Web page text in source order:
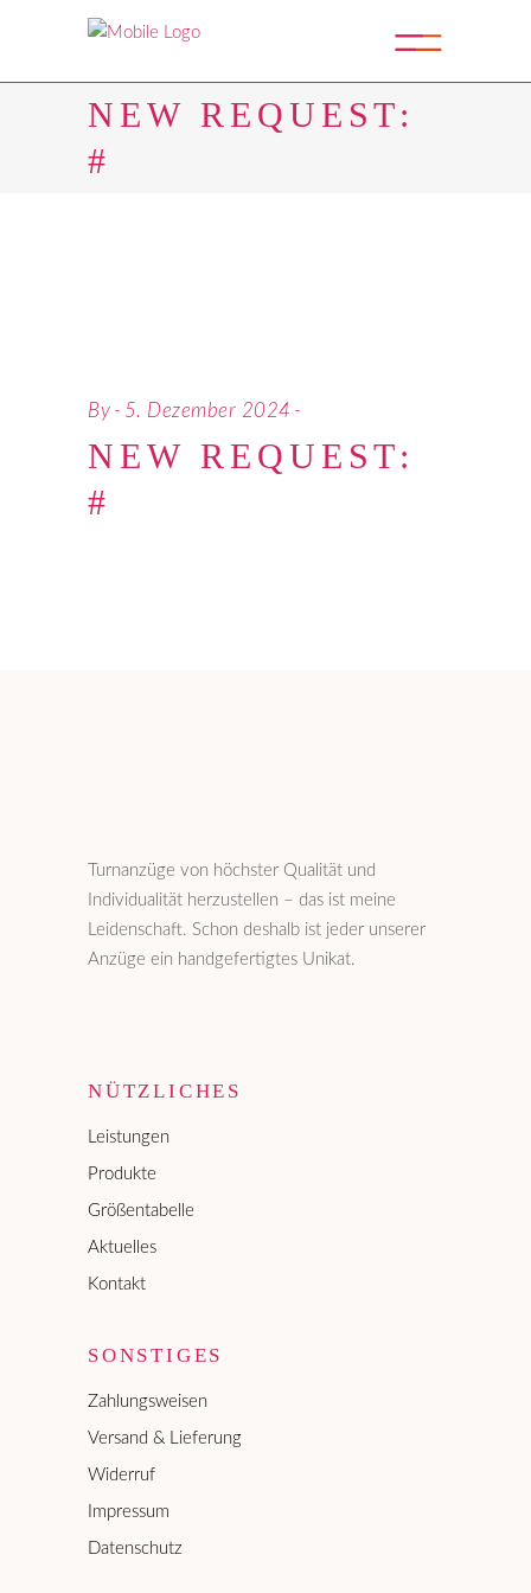
NEW REQUEST:
#
By 5. Dezember 2024
NEW REQUEST:
#
Turnanzüge von höchster Qualität und
Individualität herzustellen – das ist meine
Leidenschaft. Schon deshalb ist jeder unserer
Anzüge ein handgefertigtes Unikat.
NÜTZLICHES
Leistungen
Produkte
Größentabelle
Aktuelles
Kontakt
SONSTIGES
Zahlungsweisen
Versand & Lieferung
Widerruf
Impressum
Datenschutz